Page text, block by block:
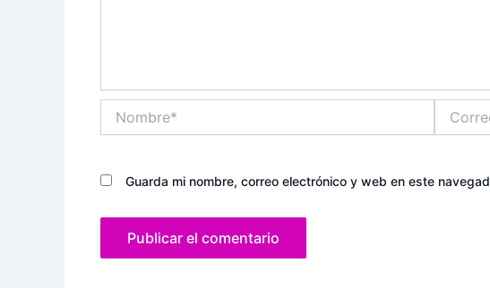
Guarda mi nombre, correo electrónico y web en este